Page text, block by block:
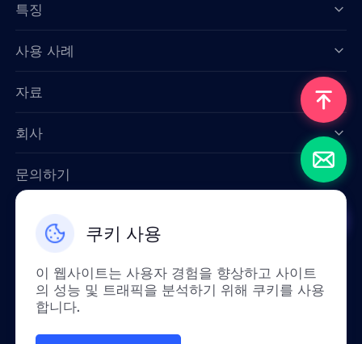
쿠키 사용
이 웹사이트는 사용자 경험을 향상하고 사이트
의 성능 및 트래픽을 분석하기 위해 쿠키를 사용
합니다.
특징
사용 사례
자료
회사
문의하기
한국인
수 없습니다. 이해해 주셔서 정말 감사합니다!